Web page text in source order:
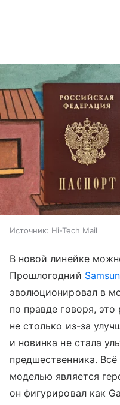
Источник: Hi-Tech Mail
В новой линейке
Прошлогодний
эволюционировал в
по правде говоря, это
не столько из-за
и новинка не стала
предшественника.
моделью является
он фигурировал как